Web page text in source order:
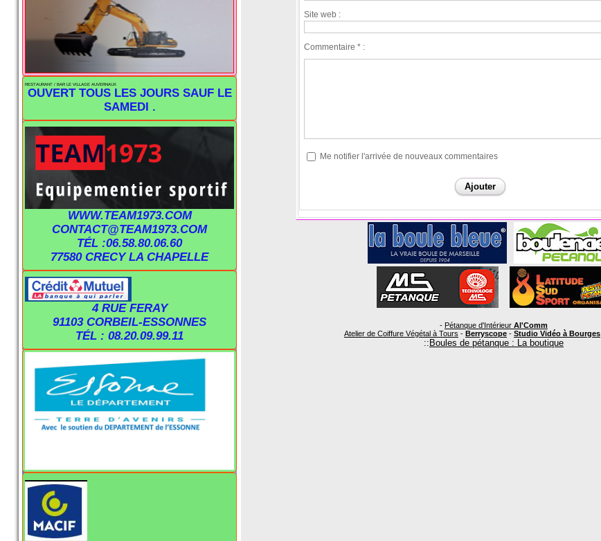
RESTAURANT / BAR LE VILLAGE AUVERNAUX
OUVERT TOUS LES JOURS SAUF LE
SAMEDI .
WWW.TEAM1973.COM
CONTACT@TEAM1973.COM
TÉL :06.58.80.06.60
77580 CRECY LA CHAPELLE
4 RUE FERAY
91103 CORBEIL-ESSONNES
TÉL : 08.20.09.99.11
Site web :
Commentaire * :
Me notifier l'arrivée de nouveaux commentaires
- Pétanque d'Intérieur Al'Comm
Atelier de Coiffure Végétal à Tours - Berryscope - Studio Vidéo à Bourges
:: Boules de pétanque : La boutique